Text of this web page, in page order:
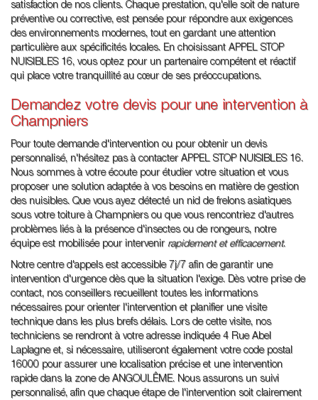
satisfaction de nos clients. Chaque prestation, qu'elle soit de nature
préventive ou corrective, est pensée pour répondre aux exigences
des environnements modernes, tout en gardant une attention
particulière aux spécificités locales. En choisissant APPEL STOP
NUISIBLES 16, vous optez pour un partenaire compétent et réactif
qui place votre tranquillité au cœur de ses préoccupations.
Demandez votre devis pour une intervention à
Champniers
Pour toute demande d'intervention ou pour obtenir un devis
personnalisé, n'hésitez pas à contacter APPEL STOP NUISIBLES 16.
Nous sommes à votre écoute pour étudier votre situation et vous
proposer une solution adaptée à vos besoins en matière de gestion
des nuisibles. Que vous ayez détecté un nid de frelons asiatiques
sous votre toiture à Champniers ou que vous rencontriez d'autres
problèmes liés à la présence d'insectes ou de rongeurs, notre
équipe est mobilisée pour intervenir rapidement et efficacement.
Notre centre d'appels est accessible 7j/7 afin de garantir une
intervention d'urgence dès que la situation l'exige. Dès votre prise de
contact, nos conseillers recueillent toutes les informations
nécessaires pour orienter l'intervention et planifier une visite
technique dans les plus brefs délais. Lors de cette visite, nos
techniciens se rendront à votre adresse indiquée 4 Rue Abel
Laplagne et, si nécessaire, utiliseront également votre code postal
16000 pour assurer une localisation précise et une intervention
rapide dans la zone de ANGOULÊME. Nous assurons un suivi
personnalisé, afin que chaque étape de l'intervention soit clairement